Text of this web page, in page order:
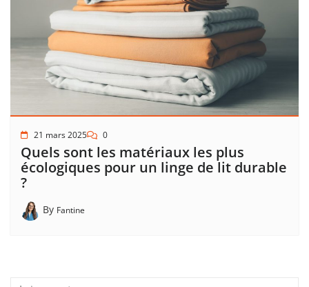
21 mars 2025 0
Quels sont les matériaux les plus
écologiques pour un linge de lit durable
?
By Fantine